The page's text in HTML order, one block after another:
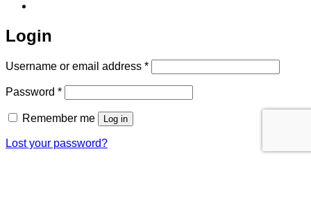
Login
Username or email address *Required
Password *Required
Remember me Log in
Lost your password?